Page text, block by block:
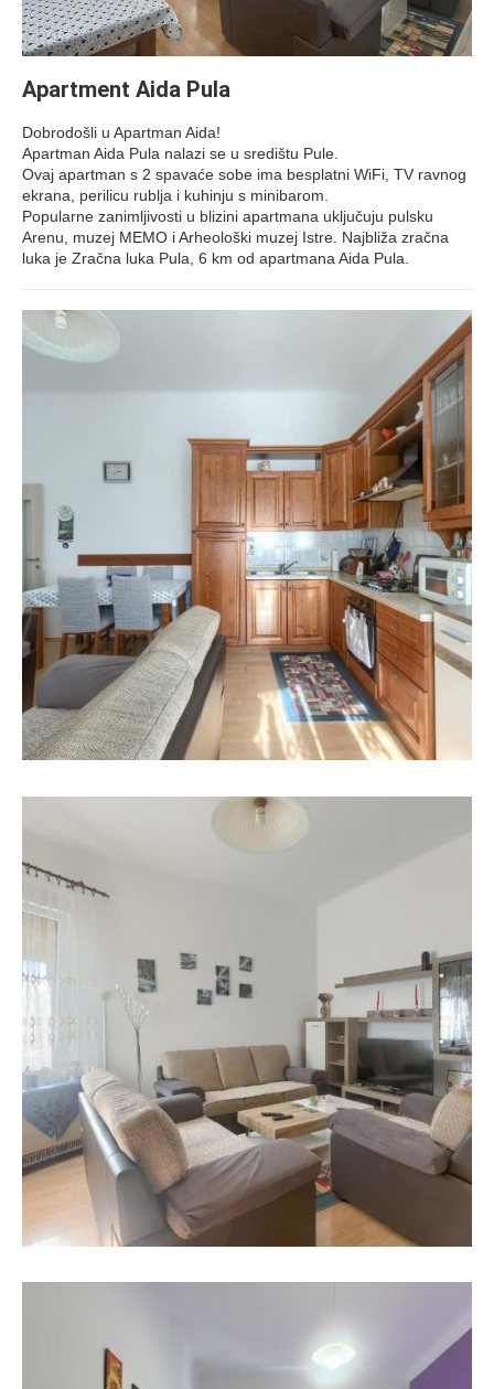
Apartment Aida Pula
Dobrodošli u Apartman Aida!
Apartman Aida Pula nalazi se u središtu Pule.
Ovaj apartman s 2 spavaće sobe ima besplatni WiFi, TV ravnog
ekrana, perilicu rublja i kuhinju s minibarom.
Popularne zanimljivosti u blizini apartmana uključuju pulsku
Arenu, muzej MEMO i Arheološki muzej Istre. Najbliža zračna
luka je Zračna luka Pula, 6 km od apartmana Aida Pula.